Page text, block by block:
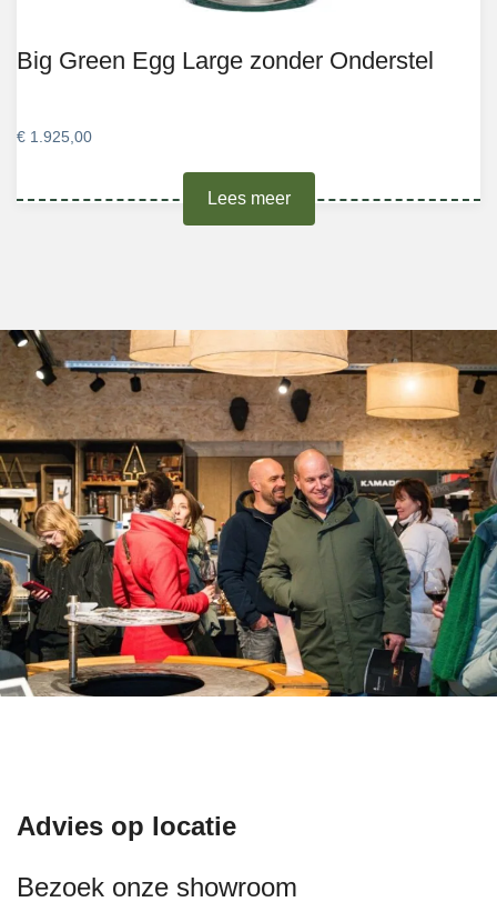
Lees meer
Big Green Egg Large zonder Onderstel
€ 1.925,00
Advies op locatie
Bezoek onze showroom